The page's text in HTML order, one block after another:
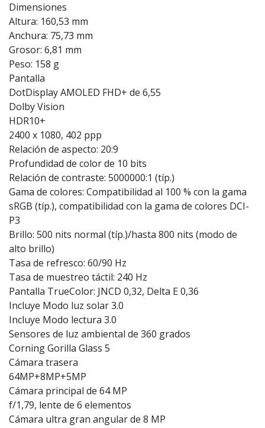
Dimensiones
Altura: 160,53 mm
Anchura: 75,73 mm
Grosor: 6,81 mm
Peso: 158 g
Pantalla
DotDisplay AMOLED FHD+ de 6,55
Dolby Vision
HDR10+
2400 x 1080, 402 ppp
Relación de aspecto: 20:9
Profundidad de color de 10 bits
Relación de contraste: 5000000:1 (típ.)
Gama de colores: Compatibilidad al 100 % con la gama
sRGB (típ.), compatibilidad con la gama de colores DCI-
P3
Brillo: 500 nits normal (típ.)/hasta 800 nits (modo de
alto brillo)
Tasa de refresco: 60/90 Hz
Tasa de muestreo táctil: 240 Hz
Pantalla TrueColor: JNCD 0,32, Delta E 0,36
Incluye Modo luz solar 3.0
Incluye Modo lectura 3.0
Sensores de luz ambiental de 360 grados
Corning Gorilla Glass 5
Cámara trasera
64MP+8MP+5MP
Cámara principal de 64 MP
f/1,79, lente de 6 elementos
Cámara ultra gran angular de 8 MP